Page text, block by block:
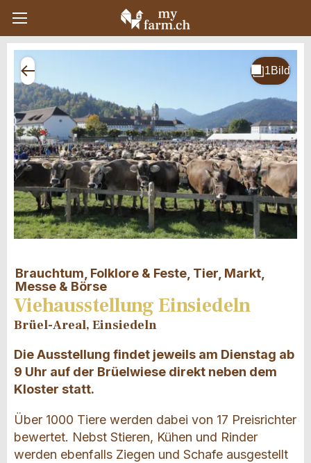
Brauchtum, Folklore & Feste, Tier, Markt,
Messe & Börse
Viehausstellung Einsiedeln
Brüel-Areal, Einsiedeln
Die Ausstellung findet jeweils am Dienstag ab
9 Uhr auf der Brüelwiese direkt neben dem
Kloster statt.
Über 1000 Tiere werden dabei von 17 Preisrichter
bewertet. Nebst Stieren, Kühen und Rinder
werden ebenfalls Ziegen und Schafe ausgestellt